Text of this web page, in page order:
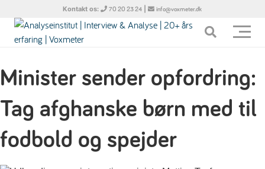
Kontakt os: 70 20 23 24 | info@voxmeter.dk
Minister sender opfordring:
Tag afghanske børn med til
fodbold og spejder